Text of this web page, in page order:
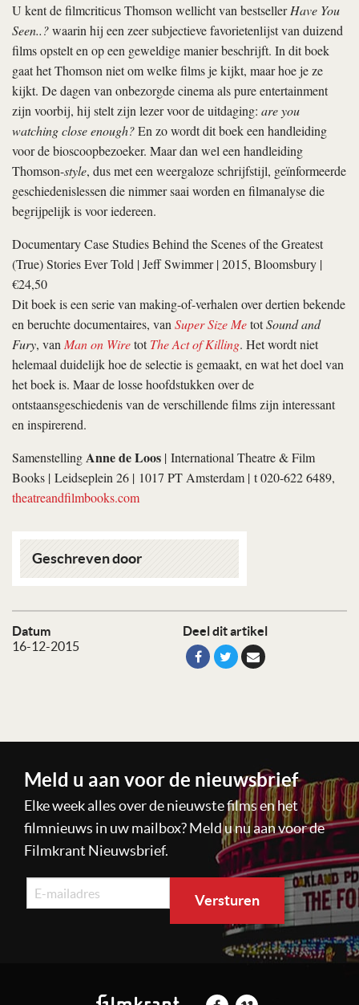
Datum
16-12-2015
Deel dit artikel
U kent de filmcriticus Thomson wellicht van bestsellerHave You
Seen..?waarin hij een zeer subjectieve favorietenlijst van duizend
films opstelt en op een geweldige manier beschrijft. In dit boek
gaat het Thomson niet om welke films je kijkt, maar hoe je ze
kijkt. De dagen van onbezorgde cinema als pure entertainment
zijn voorbij, hij stelt zijn lezer voor de uitdaging: are you
watching close enough?En zo wordt dit boek een handleiding
voor de bioscoopbezoeker. Maar dan wel een handleiding
Thomson-style, dus met een weergaloze schrijfstijl, geïnformeerde
geschiedenislessen die nimmer saai worden en filmanalyse die
begrijpelijk is voor iedereen.
Documentary Case Studies Behind the Scenes of the Greatest
(True) Stories Ever Told |Jeff Swimmer| 2015, Bloomsbury |
€24,50
Dit boek is een serie van making-of-verhalen over dertien bekende
en beruchte documentaires, vanSuper Size MetotSound and
Fury, vanMan on WiretotThe Act of Killing. Het wordt niet
helemaal duidelijk hoe de selectie is gemaakt, en wat het doel van
het boek is. Maar de losse hoofdstukken over de
ontstaansgeschiedenis van de verschillende films zijn interessant
en inspirerend.
SamenstellingAnne de Loos | International Theatre & Film
Books | Leidseplein 26 | 1017 PT Amsterdam | t 020-622 6489,
theatreand­filmbooks.com
Geschreven door
Meld u aan voor de nieuwsbrief
Elke week alles over de nieuwste films en het
filmnieuws in uw mailbox? Meld u nu aan voor de
Filmkrant Nieuwsbrief.